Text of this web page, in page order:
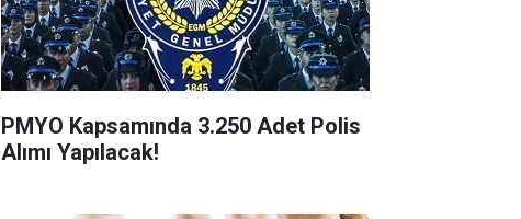
PMYO Kapsamında 3.250 Adet Polis
Alımı Yapılacak!